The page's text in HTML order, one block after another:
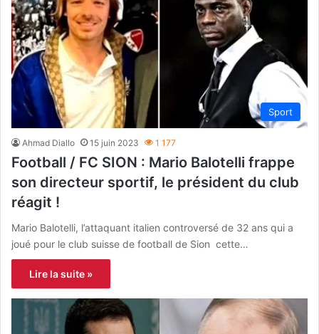
Sport
Ahmad Diallo 15 juin 2023 1 177
Football / FC SION : Mario Balotelli frappe
son directeur sportif, le président du club
réagit !
Mario Balotelli, l’attaquant italien controversé de 32 ans qui a
joué pour le club suisse de football de Sion cette…
Lire la suite »